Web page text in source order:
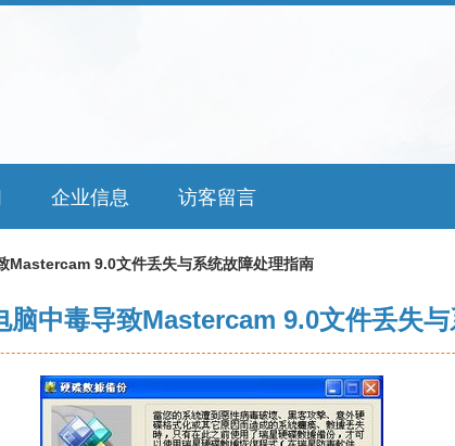
企业信息 访客留言
Mastercam 9.0文件丢失与系统故障处理指南
脑中毒导致Mastercam 9.0文件丢失